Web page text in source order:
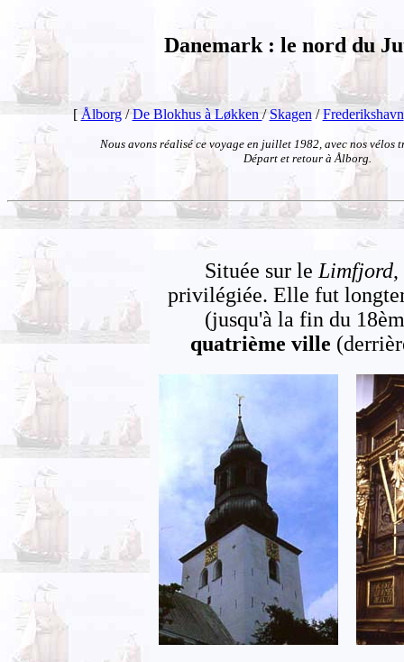
Danemark : le nord du
[Ålborg/De Blokhus à Løkken/Skagen /Frederikshavn
Nous avons réalisé ce voyage en juillet 1982, avec nos vélos
Départ et retour à Ålborg.
Située sur le Limfjord,
privilégiée. Elle fut
(jusqu'à la fin du
quatrième ville